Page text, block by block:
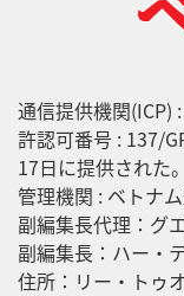
通信提供機関(ICP)
許認可番号 : 137/
17日に提供された。
管理機関 : ベトナ
副編集長代理：グ
副編集長：ハー・
住所：リー・トゥ